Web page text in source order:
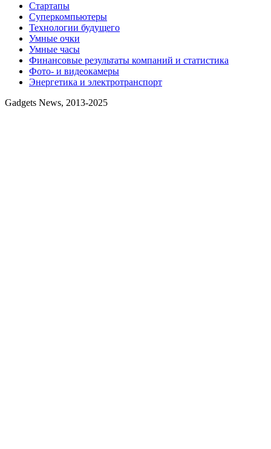
Стартапы
Суперкомпьютеры
Технологии будущего
Умные очки
Умные часы
Финансовые результаты компаний и статистика
Фото- и видеокамеры
Энергетика и электротранспорт
Gadgets News, 2013-2025